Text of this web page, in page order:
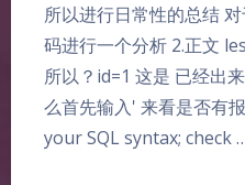
所以进行日常性的总结
码进行一个分析 2.正文
所以？id=1 这是 已经出
么首先输入' 来看是否有
your SQL syntax; check